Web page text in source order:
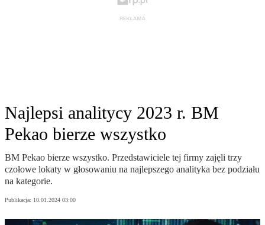
Najlepsi analitycy 2023 r. BM
Pekao bierze wszystko
BM Pekao bierze wszystko. Przedstawiciele tej firmy zajęli trzy
czołowe lokaty w głosowaniu na najlepszego analityka bez podziału
na kategorie.
Publikacja: 10.01.2024 03:00